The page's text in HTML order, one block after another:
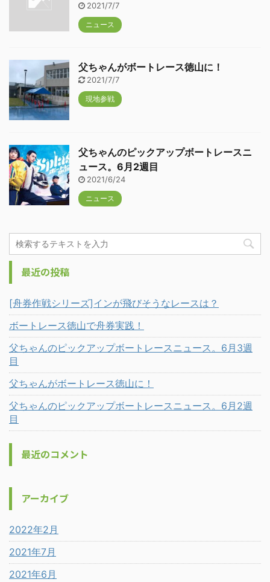
2021/7/7
ニュース
父ちゃんがボートレース徳山に！
2021/7/7
現地参戦
父ちゃんのピックアップボートレースニ
ュース。6月2週目
2021/6/24
ニュース
最近の投稿
[舟券作戦シリーズ]インが飛びそうなレースは？
ボートレース徳山で舟券実践！
父ちゃんのピックアップボートレースニュース。6月3週
目
父ちゃんがボートレース徳山に！
父ちゃんのピックアップボートレースニュース。6月2週
目
最近のコメント
アーカイブ
2022年2月
2021年7月
2021年6月